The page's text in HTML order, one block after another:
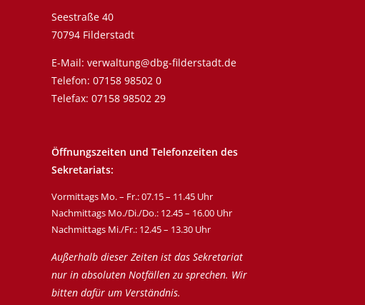
Seestraße 40
70794 Filderstadt
E-Mail: verwaltung@dbg-filderstadt.de
Telefon: 07158 98502 0
Telefax: 07158 98502 29
Öffnungszeiten und Telefonzeiten des
Sekretariats:
Vormittags Mo. – Fr.: 07.15 – 11.45 Uhr
Nachmittags Mo./Di./Do.: 12.45 – 16.00 Uhr
Nachmittags Mi./Fr.: 12.45 – 13.30 Uhr
Außerhalb dieser Zeiten ist das Sekretariat
nur in absoluten Notfällen zu sprechen. Wir
bitten dafür um Verständnis.